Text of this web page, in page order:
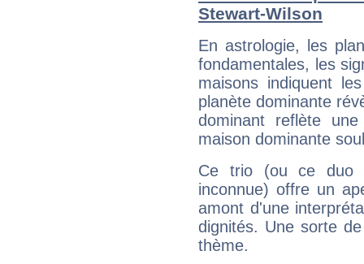
Stewart-Wilson
En astrologie, les
fondamentales, les
maisons indiquent
planète dominante
dominant reflète
maison dominante
Ce trio (ou ce duo
inconnue) offre un
amont d'une
dignités. Une sorte
thème.